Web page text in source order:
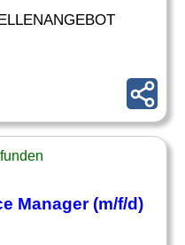
Manager (m/f/d)